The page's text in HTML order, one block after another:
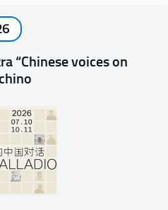
“Chinese voices on